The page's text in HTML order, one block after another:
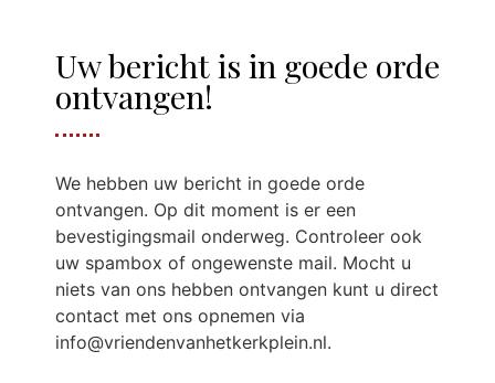
Uw bericht is in goede orde
ontvangen!
We hebben uw bericht in goede orde
ontvangen. Op dit moment is er een
bevestigingsmail onderweg. Controleer ook
uw spambox of ongewenste mail. Mocht u
niets van ons hebben ontvangen kunt u direct
contact met ons opnemen via
info@vriendenvanhetkerkplein.nl.